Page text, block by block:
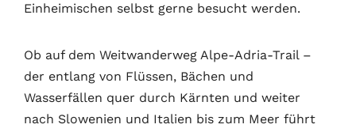
Einheimischen selbst gerne besucht werden.
Ob auf dem Weitwanderweg Alpe-Adria-Trail –
der entlang von Flüssen, Bächen und
Wasserfällen quer durch Kärnten und weiter
nach Slowenien und Italien bis zum Meer führt